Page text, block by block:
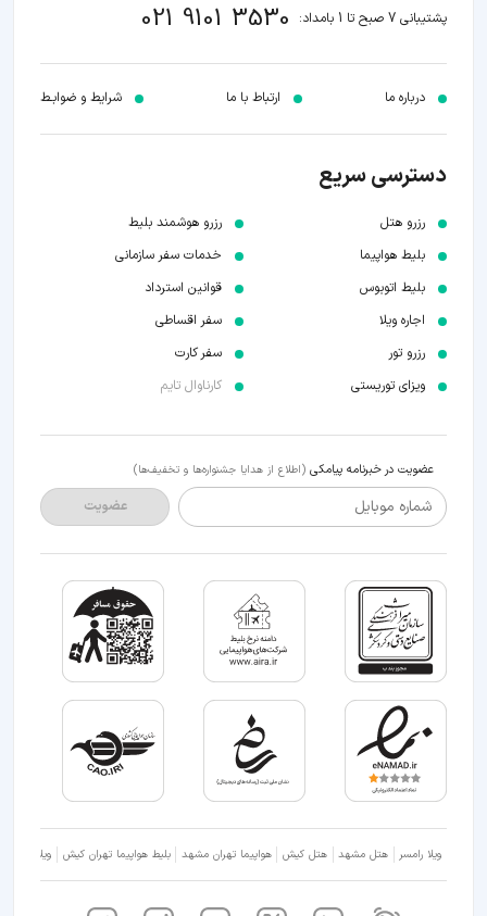
پشتیبانی 7 صبح تا 1 بامداد: 021 9101 3530
درباره ما ارتباط با ما شرایط و ضوابـط
دسترسی سریع
رزرو هتل
بلیط هواپیما
بلیط اتوبوس
اجاره ویلا
رزرو تور
ویزای توریستی
رزرو هوشمند بلیط
خدمات سفر سازمانی
قوانین استرداد
سفر اقساطی
سفر کارت
کارناوال تایم
عضویت در خبرنامه پیامکی (اطلاع از هدایا جشنواره‌ها و تخفیف‌ها)
شماره موبایل عضویت
ویلا رامسر هتل مشهد هتل کیش هواپیما تهران مشهد بلیط هواپیما تهران کیش ویلا شمال